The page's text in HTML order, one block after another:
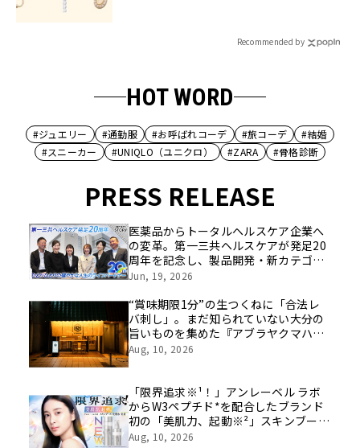
Recommended by
HOT WORD
#ジュエリー #通勤服 #お呼ばれコーデ #旅コーデ
#結婚
#スニーカー
#UNIQLO（ユニクロ） #ZARA #骨格診断
PRESS RELEASE
医薬品からトータルヘルスケア企業へ
の変革。第一三共ヘルスケアが発足20
周年を記念し、製品開発・新カテゴリ
挑戦の舞台や旧社統合時のエピソード
像を公開！
Jun, 19, 2026
“賞味期限1分”の生つくねに「合法レ
バ刺し」。まだ知られていない大分の
旨いものを集めた『アブラヤクマハ
チ』が中野に誕生
Aug, 10, 2026
「限界追求※¹！」アンレーベル ラボ
からW3ペプチド*を配合したブランド
初の「美肌力、起動※²」スキンブース
ト化粧水・乳液が誕生！集中※³美容液
Aug, 10, 2026